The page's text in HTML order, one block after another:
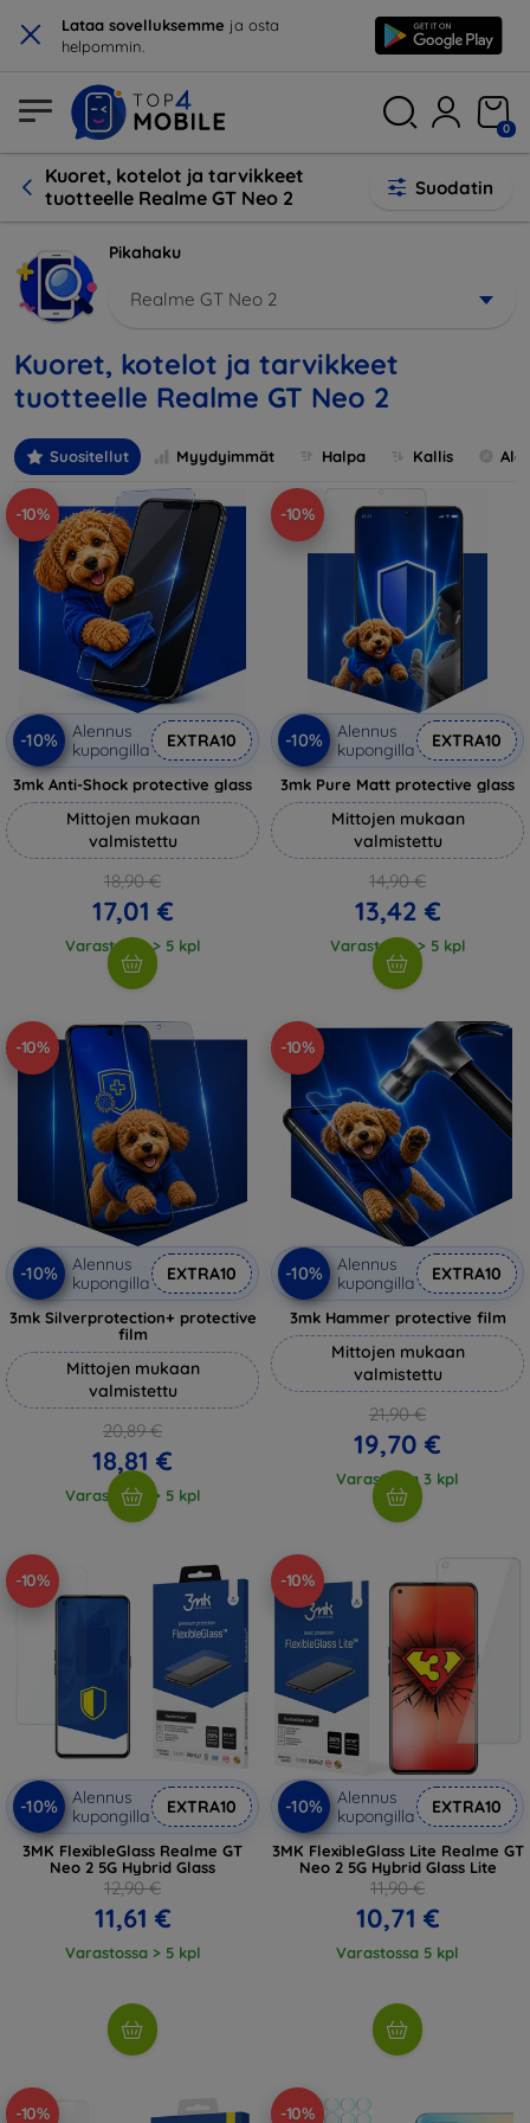
× Lataa sovelluksemme ja osta
helpommin.
0
Kuoret, kotelot ja tarvikkeet
tuotteelle Realme GT Neo 2
Suodatin
Pikahaku
Realme GT Neo 2
Kuoret, kotelot ja tarvikkeet
tuotteelle Realme GT Neo 2
Suositellut Myydyimmät Halpa Kallis
-10%
-10%
Alennus
kupongilla
EXTRA10
3mk Anti-Shock protective glass
Mittojen mukaan
valmistettu
18,90 €
17,01 €
Varastossa > 5 kpl
-10%
-10%
Alennus
kupongilla
EXTRA10
3mk Pure Matt protective glass
Mittojen mukaan
valmistettu
14,90 €
13,42 €
Varastossa > 5 kpl
-10%
-10%
Alennus
kupongilla
EXTRA10
3mk Silverprotection+ protective
film
Mittojen mukaan
valmistettu
20,89 €
18,81 €
Varastossa > 5 kpl
-10%
-10%
Alennus
kupongilla
EXTRA10
3mk Hammer protective film
Mittojen mukaan
valmistettu
21,90 €
19,70 €
Varastossa 3 kpl
-10%
-10%
Alennus
kupongilla
EXTRA10
3MK FlexibleGlass Realme GT
Neo 2 5G Hybrid Glass
12,90 €
11,61 €
Varastossa > 5 kpl
-10%
-10%
Alennus
kupongilla
EXTRA10
3MK FlexibleGlass Lite Realme GT
Neo 2 5G Hybrid Glass Lite
11,90 €
10,71 €
Varastossa 5 kpl
-10% -10%